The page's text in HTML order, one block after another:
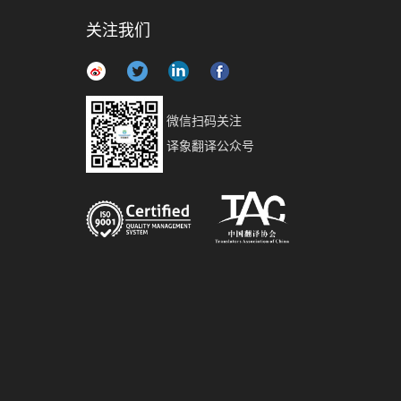
关注我们
微信扫码关注
译象翻译公众号